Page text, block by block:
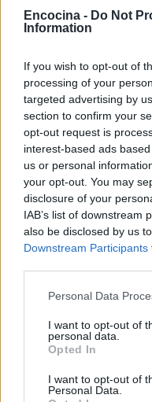
Encocina - Do Not
Information
If you wish to opt-out of
processing of your
targeted advertising by
section to confirm your
opt-out request is
interest-based ads
us or personal
your opt-out. You may
disclosure of your
IAB’s list of downstream
also be disclosed by us
Downstream Participants
Please note that this
not limited to your visit
grant or deny consent to
use your data for below
consent section.
Personal Data
I want to opt-out of
personal data.
Opted In
I want to opt-out of
Personal Data.
Sigue leyendo
Diego Romero · 5 Ago 2026
RECETAS